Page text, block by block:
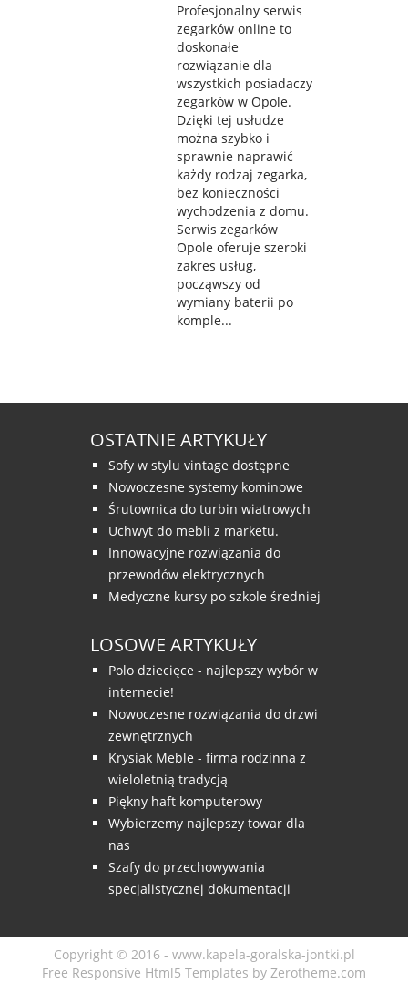
Profesjonalny serwis
zegarków online to
doskonałe
rozwiązanie dla
wszystkich posiadaczy
zegarków w Opole.
Dzięki tej usłudze
można szybko i
sprawnie naprawić
każdy rodzaj zegarka,
bez konieczności
wychodzenia z domu.
Serwis zegarków
Opole oferuje szeroki
zakres usług,
począwszy od
wymiany baterii po
komple...
OSTATNIE ARTYKUŁY
Sofy w stylu vintage dostępne
Nowoczesne systemy kominowe
Śrutownica do turbin wiatrowych
Uchwyt do mebli z marketu.
Innowacyjne rozwiązania do
przewodów elektrycznych
Medyczne kursy po szkole średniej
LOSOWE ARTYKUŁY
Polo dziecięce - najlepszy wybór w
internecie!
Nowoczesne rozwiązania do drzwi
zewnętrznych
Krysiak Meble - firma rodzinna z
wieloletnią tradycją
Piękny haft komputerowy
Wybierzemy najlepszy towar dla
nas
Szafy do przechowywania
specjalistycznej dokumentacji
Copyright © 2016 - www.kapela-goralska-jontki.pl
Free Responsive Html5 Templates by Zerotheme.com